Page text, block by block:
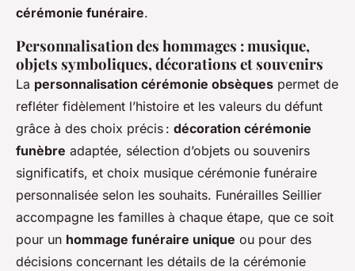
cérémonie funéraire.
Personnalisation des hommages : musique,
objets symboliques, décorations et souvenirs
La personnalisation cérémonie obsèques permet de
refléter fidèlement l’histoire et les valeurs du défunt
grâce à des choix précis : décoration cérémonie
funèbre adaptée, sélection d’objets ou souvenirs
significatifs, et choix musique cérémonie funéraire
personnalisée selon les souhaits. Funérailles Seillier
accompagne les familles à chaque étape, que ce soit
pour un hommage funéraire unique ou pour des
décisions concernant les détails de la cérémonie